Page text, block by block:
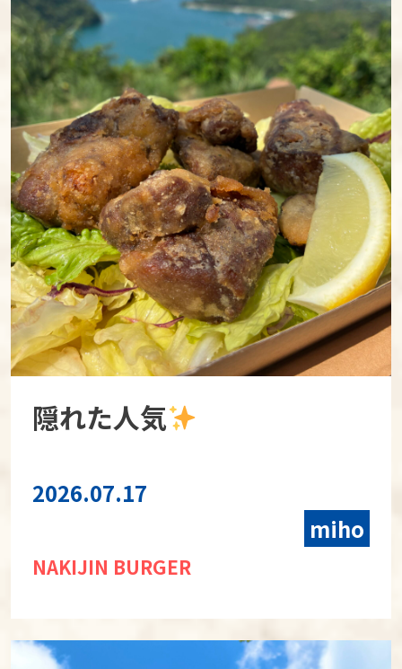
隠れた人気
2026.07.17
miho
NAKIJIN BURGER